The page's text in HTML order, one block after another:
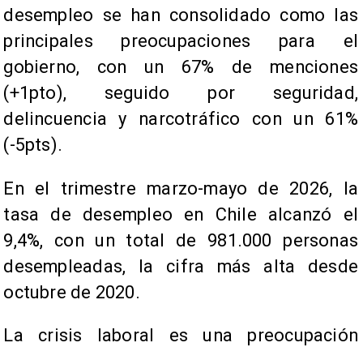
desempleo se han consolidado como las
principales preocupaciones para el
gobierno, con un 67% de menciones
(+1pto), seguido por seguridad,
delincuencia y narcotráfico con un 61%
(-5pts).
En el trimestre marzo-mayo de 2026, la
tasa de desempleo en Chile alcanzó el
9,4%, con un total de 981.000 personas
desempleadas, la cifra más alta desde
octubre de 2020.
La crisis laboral es una preocupación